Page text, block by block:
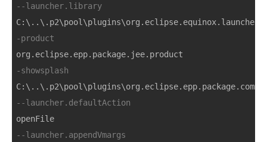
--launcher.library
-product
-showsplash
--launcher.defaultAction
--launcher.appendVmargs